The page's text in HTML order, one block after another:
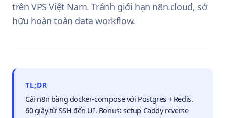
trên VPS Việt Nam. Tránh giới hạn n8n.cloud, sở
hữu hoàn toàn data workflow.
TL;DR
Cài n8n bằng docker-compose với Postgres + Redis.
60 giây từ SSH đến UI. Bonus: setup Caddy reverse